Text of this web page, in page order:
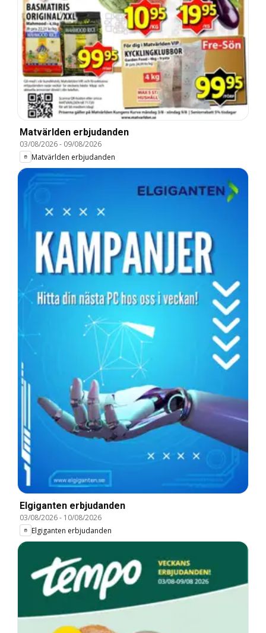
Matvärlden erbjudanden
03/08/2026- 09/08/2026
Matvärlden erbjudanden
Elgiganten erbjudanden
03/08/2026- 10/08/2026
Elgiganten erbjudanden